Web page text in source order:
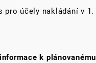
pro účely nakládání v 1.
informace k plánovanému